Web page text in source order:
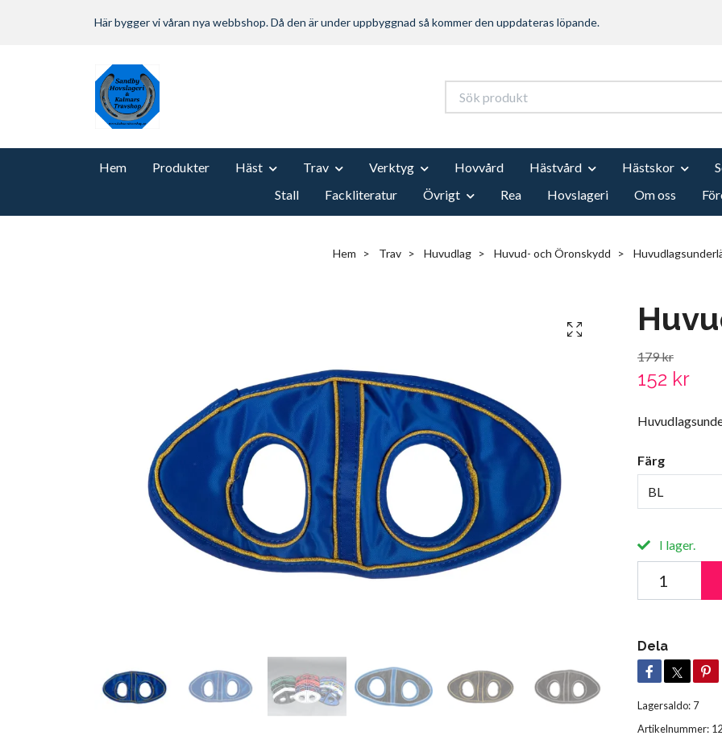
Här bygger vi våran nya webbshop. Då den är under uppbyggnad så kommer den uppdateras löpande.
Hem Produkter Häst Trav Verktyg Hovvård Hästvård Hästskor
Stall
Fackliteratur Övrigt Rea Hovslageri Om oss
Hem Trav Huvudlag Huvud- och Öronskydd
179 kr
152 kr
Färg
BL
I lager.
Dela
Lagersaldo: 7
Artikelnummer: